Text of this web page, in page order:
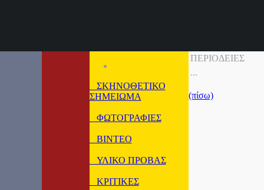
ΣΚΗΝΟΘΕΤΙΚΟ
ΣΗΜΕΙΩΜΑ
ΦΩΤΟΓΡΑΦΙΕΣ
ΒΙΝΤΕΟ
ΥΛΙΚΟ ΠΡΟΒΑΣ
ΚΡΙΤΙΚΕΣ
ΠΕΡΙΟΔΕΙΕΣ
...
(πίσω)